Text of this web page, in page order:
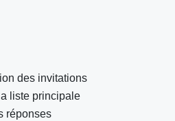
des invitations
liste principale
réponses